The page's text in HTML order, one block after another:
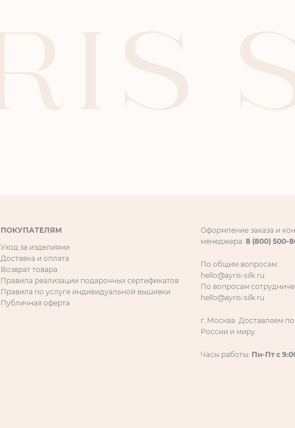
ПОКУПАТЕЛЯМ
Уход за изделиями
Доставка и оплата
Возврат товара
Правила реализации подарочных сертификатов
Правила по услуге индивидуальной вышивки
Публичная оферта
Оформление заказа и
менеджера: 8 (800) 500-
По общим вопросам:
hello@ayris-silk.ru
По вопросам
hello@ayris-silk.ru
г. Москва. Доставляем по
России и миру.
Часы работы: Пн-Пт с